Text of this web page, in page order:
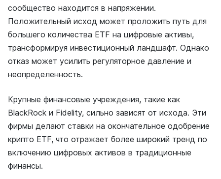
сообщество находится в напряжении.
Положительный исход может проложить путь для
большего количества ETF на цифровые активы,
трансформируя инвестиционный ландшафт. Однако
отказ может усилить регуляторное давление и
неопределенность.
Крупные финансовые учреждения, такие как
BlackRock и Fidelity, сильно зависят от исхода. Эти
фирмы делают ставки на окончательное одобрение
крипто ETF, что отражает более широкий тренд по
включению цифровых активов в традиционные
финансы.